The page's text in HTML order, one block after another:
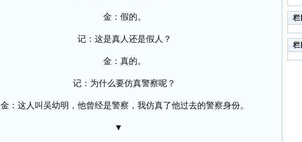
金：假的。
记：这是真人还是假人？
金：真的。
记：为什么要仿真警察呢？
金：这人叫吴幼明，他曾经是警察，我仿真了他过去的警察身份。
▼
栏
栏